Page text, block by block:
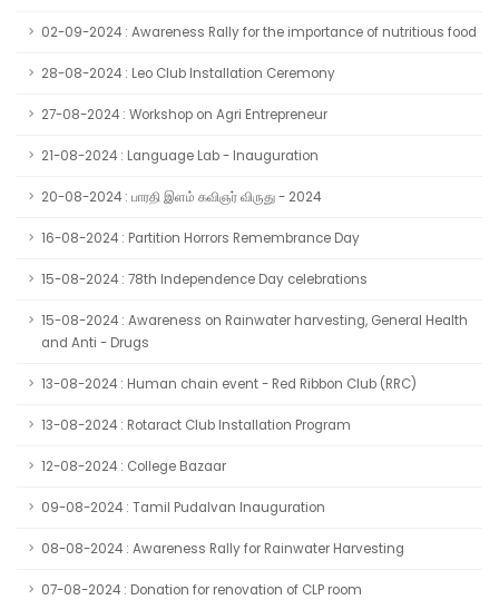
02-09-2024 : Awareness Rally for the importance of nutritious food
28-08-2024 : Leo Club Installation Ceremony
27-08-2024 : Workshop on Agri Entrepreneur
21-08-2024 : Language Lab - Inauguration
20-08-2024 : பாரதி இளம் கவிஞர் விருது - 2024
16-08-2024 : Partition Horrors Remembrance Day
15-08-2024 : 78th Independence Day celebrations
15-08-2024 : Awareness on Rainwater harvesting, General Health
and Anti - Drugs
13-08-2024 : Human chain event - Red Ribbon Club (RRC)
13-08-2024 : Rotaract Club Installation Program
12-08-2024 : College Bazaar
09-08-2024 : Tamil Pudalvan Inauguration
08-08-2024 : Awareness Rally for Rainwater Harvesting
07-08-2024 : Donation for renovation of CLP room